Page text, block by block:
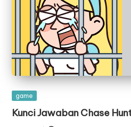
Posted
game
Kunci Jawaban Chase